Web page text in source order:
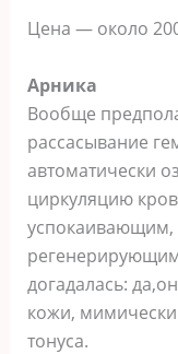
Цена — около
Арника
Вообще
рассасывание
автоматически
циркуляцию
догадалась:
кожи,
тонуса.